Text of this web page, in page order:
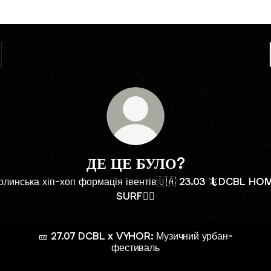
ДЕ ЦЕ БУЛО?
хіп-хоп формація івентів🇺🇦 23.03 🦎DCBL
SURF🏄‍♂️
🎫 27.07 DCBL x VYHOR: Музичний урбан-
фестиваль